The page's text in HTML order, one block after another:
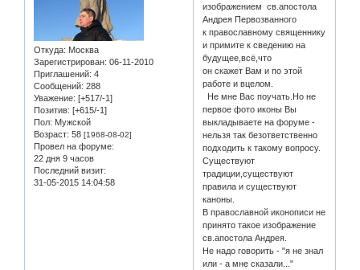
Откуда: Москва
Зарегистрирован: 06-11-2010
Приглашений: 4
Сообщений: 288
Уважение: [+517/-1]
Позитив: [+615/-1]
Пол: Мужской
Возраст: 58 [1968-08-02]
Провел на форуме:
22 дня 9 часов
Последний визит:
31-05-2015 14:04:58
изображением св.апостола
Андрея Первозванного
к православному священнику
и примите к сведению на
будущее,всё,что
он скажет Вам и по этой
работе и вцелом.
Не мне Вас поучать.Но не
первое фото иконы Вы
выкладываете на форуме -
нельзя так безответственно
подходить к такому вопросу.
Существуют
традиции,существуют
правила и существуют
каноны.
В православной иконописи не
принято такое изображение
св.апостола Андрея.
Не надо говорить - "я не знал
или - а мне сказали..."